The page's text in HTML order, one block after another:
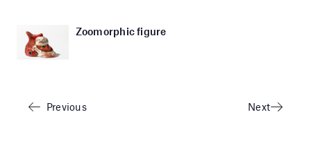
Zoomorphic figure
Previous Next